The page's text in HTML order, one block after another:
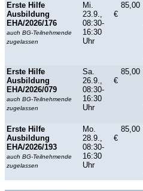
Erste Hilfe
Ausbildung
EHA/2026/176
auch BG-Teilnehmende
zugelassen
Mi.
23.9.,
08:30-
16:30
Uhr
85,00
€
Erste Hilfe
Ausbildung
EHA/2026/079
auch BG-Teilnehmende
zugelassen
Sa.
26.9.,
08:30-
16:30
Uhr
85,00
€
Erste Hilfe
Ausbildung
EHA/2026/193
auch BG-Teilnehmende
zugelassen
Mo.
28.9.,
08:30-
16:30
Uhr
85,00
€